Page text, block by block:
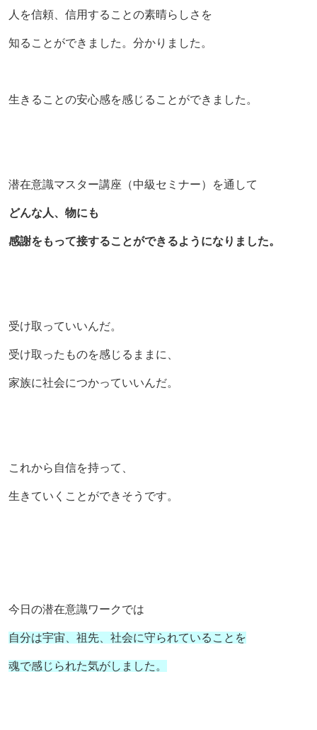
人を信頼、信用することの素晴らしさを
知ることができました。分かりました。
生きることの安心感を感じることができました。
潜在意識マスター講座（中級セミナー）を通して
どんな人、物にも
感謝をもって接することができるようになりました。
受け取っていいんだ。
受け取ったものを感じるままに、
家族に社会につかっていいんだ。
これから自信を持って、
生きていくことができそうです。
今日の潜在意識ワークでは
自分は宇宙、祖先、社会に守られていることを
魂で感じられた気がしました。